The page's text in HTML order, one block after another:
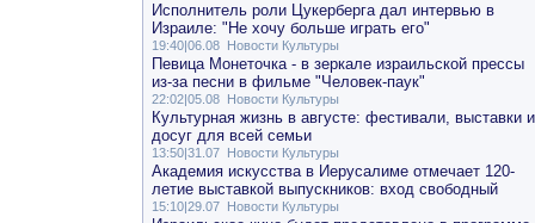
Исполнитель роли Цукерберга дал интервью в
Израиле: "Не хочу больше играть его"
19:40|06.08 Новости Культуры
Певица Монеточка - в зеркале израильской прессы
из-за песни в фильме "Человек-паук"
22:02|05.08 Новости Культуры
Культурная жизнь в августе: фестивали, выставки и
досуг для всей семьи
13:50|31.07 Новости Культуры
Академия искусства в Иерусалиме отмечает 120-
летие выставкой выпускников: вход свободный
15:10|29.07 Новости Культуры